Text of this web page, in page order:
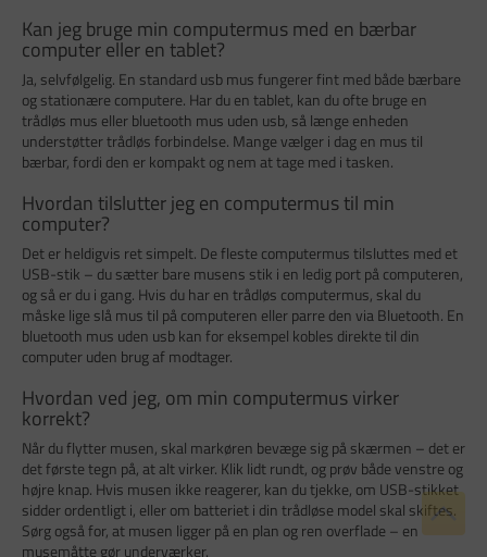
Kan jeg bruge min computermus med en bærbar
computer eller en tablet?
Ja, selvfølgelig. En standard usb mus fungerer fint med både bærbare
og stationære computere. Har du en tablet, kan du ofte bruge en
trådløs mus eller bluetooth mus uden usb, så længe enheden
understøtter trådløs forbindelse. Mange vælger i dag en mus til
bærbar, fordi den er kompakt og nem at tage med i tasken.
Hvordan tilslutter jeg en computermus til min
computer?
Det er heldigvis ret simpelt. De fleste computermus tilsluttes med et
USB-stik – du sætter bare musens stik i en ledig port på computeren,
og så er du i gang. Hvis du har en trådløs computermus, skal du
måske lige slå mus til på computeren eller parre den via Bluetooth. En
bluetooth mus uden usb kan for eksempel kobles direkte til din
computer uden brug af modtager.
Hvordan ved jeg, om min computermus virker
korrekt?
Når du flytter musen, skal markøren bevæge sig på skærmen – det er
det første tegn på, at alt virker. Klik lidt rundt, og prøv både venstre og
højre knap. Hvis musen ikke reagerer, kan du tjekke, om USB-stikket
sidder ordentligt i, eller om batteriet i din trådløse model skal skiftes.
Sørg også for, at musen ligger på en plan og ren overflade – en
musemåtte gør underværker.